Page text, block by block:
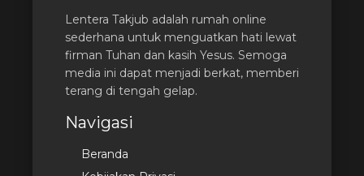
Lentera Takjub adalah rumah online
sederhana untuk menguatkan hati lewat
firman Tuhan dan kasih Yesus. Semoga
media ini dapat menjadi berkat, memberi
terang di tengah gelap.
Navigasi
Beranda